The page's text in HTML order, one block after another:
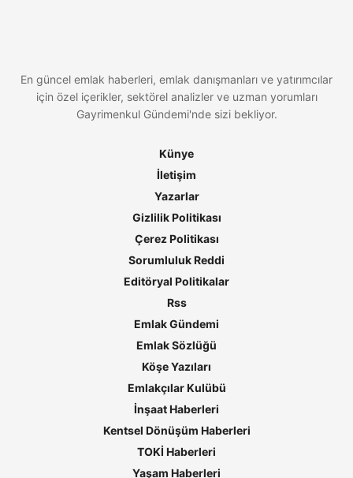
En güncel emlak haberleri, emlak danışmanları ve yatırımcılar
için özel içerikler, sektörel analizler ve uzman yorumları
Gayrimenkul Gündemi'nde sizi bekliyor.
Künye
İletişim
Yazarlar
Gizlilik Politikası
Çerez Politikası
Sorumluluk Reddi
Editöryal Politikalar
Rss
Emlak Gündemi
Emlak Sözlüğü
Köşe Yazıları
Emlakçılar Kulübü
İnşaat Haberleri
Kentsel Dönüşüm Haberleri
TOKİ Haberleri
Yaşam Haberleri